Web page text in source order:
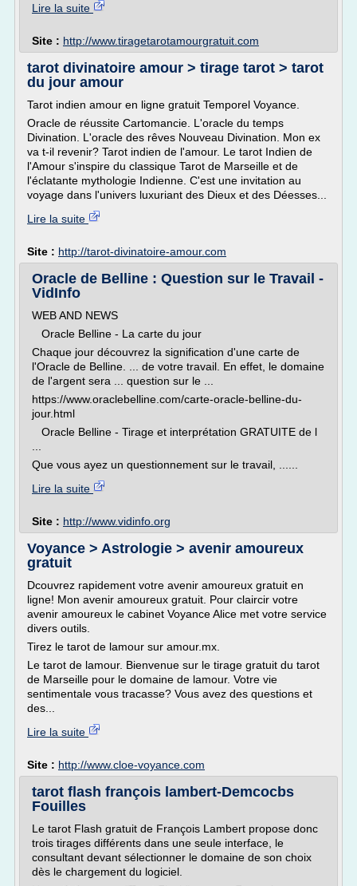
Lire la suite
Site : http://www.tiragetarotamourgratuit.com
tarot divinatoire amour > tirage tarot > tarot
du jour amour
Tarot indien amour en ligne gratuit Temporel Voyance.
Oracle de réussite Cartomancie. L'oracle du temps
Divination. L'oracle des rêves Nouveau Divination. Mon ex
va t-il revenir? Tarot indien de l'amour. Le tarot Indien de
l'Amour s'inspire du classique Tarot de Marseille et de
l'éclatante mythologie Indienne. C'est une invitation au
voyage dans l'univers luxuriant des Dieux et des Déesses...
Lire la suite
Site : http://tarot-divinatoire-amour.com
Oracle de Belline : Question sur le Travail -
VidInfo
WEB AND NEWS
Oracle Belline - La carte du jour
Chaque jour découvrez la signification d'une carte de
l'Oracle de Belline. ... de votre travail. En effet, le domaine
de l'argent sera ... question sur le ...
https://www.oraclebelline.com/carte-oracle-belline-du-
jour.html
Oracle Belline - Tirage et interprétation GRATUITE de l
Que vous ayez un questionnement sur le travail, ......
Lire la suite
Site : http://www.vidinfo.org
Voyance > Astrologie > avenir amoureux
gratuit
Dcouvrez rapidement votre avenir amoureux gratuit en
ligne! Mon avenir amoureux gratuit. Pour claircir votre
avenir amoureux le cabinet Voyance Alice met votre service
divers outils.
Tirez le tarot de lamour sur amour.mx.
Le tarot de lamour. Bienvenue sur le tirage gratuit du tarot
de Marseille pour le domaine de lamour. Votre vie
sentimentale vous tracasse? Vous avez des questions et
des...
Lire la suite
Site : http://www.cloe-voyance.com
tarot flash françois lambert-Demcocbs
Fouilles
Le tarot Flash gratuit de François Lambert propose donc
trois tirages différents dans une seule interface, le
consultant devant sélectionner le domaine de son choix
dès le chargement du logiciel.